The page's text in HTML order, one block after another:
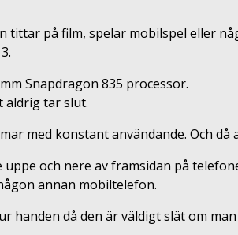
på film, spelar mobilspel eller
Snapdragon 835 processor.
aldrig tar slut.
med konstant användande. Och
och nere av framsidan på
annan mobiltelefon.
handen då den är väldigt slät om